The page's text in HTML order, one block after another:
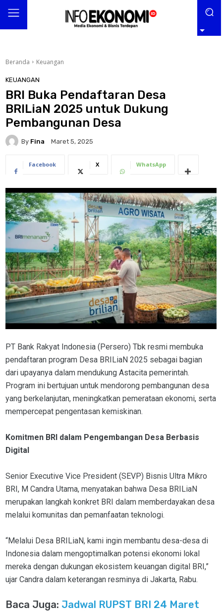
Beranda Keuangan
KEUANGAN
BRI Buka Pendaftaran Desa
BRILiaN 2025 untuk Dukung
Pembangunan Desa
By Fina Maret 5, 2025
Facebook X WhatsApp
PT Bank Rakyat Indonesia (Persero) Tbk resmi membuka
pendaftaran program Desa BRILiaN 2025 sebagai bagian
dari upayanya dalam mendukung Astacita pemerintah.
Program ini bertujuan untuk mendorong pembangunan desa
yang berkelanjutan, meningkatkan pemerataan ekonomi, serta
mempercepat pengentasan kemiskinan.
Komitmen BRI dalam Pengembangan Desa Berbasis
Digital
Senior Executive Vice President (SEVP) Bisnis Ultra Mikro
BRI, M Candra Utama, menyatakan bahwa Desa BRILiaN
merupakan langkah konkret BRI dalam memberdayakan desa
melalui komunitas dan pemanfaatan teknologi.
“Melalui Desa BRILiaN, kami ingin membantu desa-desa di
Indonesia dalam mengoptimalkan potensi ekonomi lokal
mereka dengan dukungan ekosistem keuangan digital BRI,”
ujar Candra dalam keterangan resminya di Jakarta, Rabu.
Baca Juga: Jadwal RUPST BRI 24 Maret